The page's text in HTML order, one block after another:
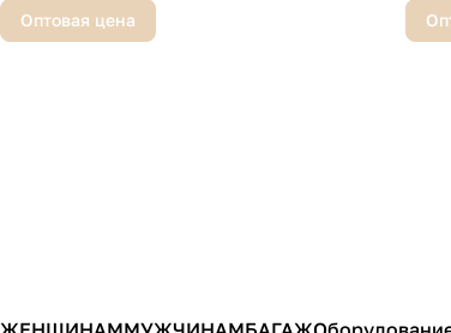
Оптовая цена